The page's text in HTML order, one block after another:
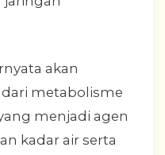
akan
metabolisme
menjadi agen
kadar air serta